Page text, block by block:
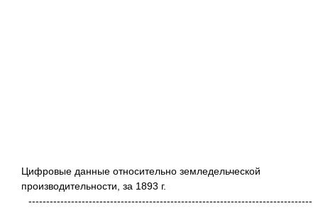
Цифровые данные относительно земледельческой
производительности, за 1893 г.
--------------------------------------------------------------------------------